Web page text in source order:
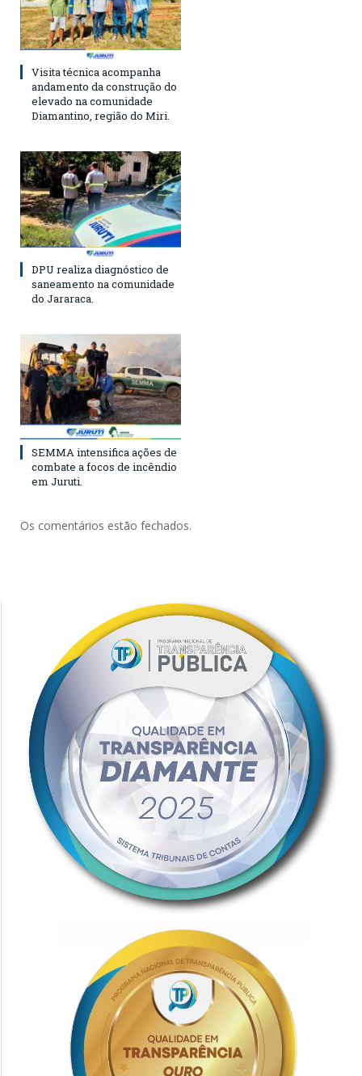
Visita técnica acompanha
andamento da construção do
elevado na comunidade
Diamantino, região do Miri.
DPU realiza diagnóstico de
saneamento na comunidade
do Jararaca.
SEMMA intensifica ações de
combate a focos de incêndio
em Juruti.
Os comentários estão fechados.